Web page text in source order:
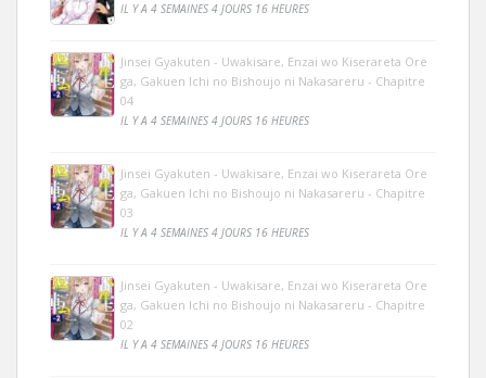
IL Y A 4 SEMAINES 4 JOURS 16 HEURES
Jinsei Gyakuten - Uwakisare, Enzai wo Kiserareta Ore
ga, Gakuen Ichi no Bishoujo ni Nakasareru - Chapitre
04
IL Y A 4 SEMAINES 4 JOURS 16 HEURES
Jinsei Gyakuten - Uwakisare, Enzai wo Kiserareta Ore
ga, Gakuen Ichi no Bishoujo ni Nakasareru - Chapitre
03
IL Y A 4 SEMAINES 4 JOURS 16 HEURES
Jinsei Gyakuten - Uwakisare, Enzai wo Kiserareta Ore
ga, Gakuen Ichi no Bishoujo ni Nakasareru - Chapitre
02
IL Y A 4 SEMAINES 4 JOURS 16 HEURES